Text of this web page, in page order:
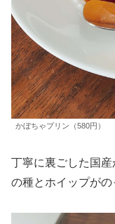
かぼちゃプリン（580円）
丁寧に裏ごした国
の種とホイップがの